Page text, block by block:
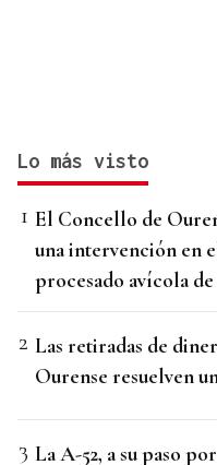
Lo más visto
El Concello de
una intervención en
procesado avícola
Las retiradas de
Ourense resuelven
La A-52, a su paso